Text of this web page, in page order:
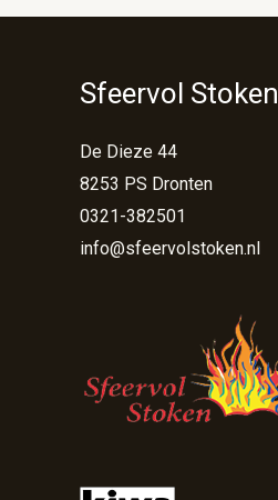
Sfeervol Stoken
De Dieze 44
8253 PS Dronten
0321-382501
info@sfeervolstoken.nl